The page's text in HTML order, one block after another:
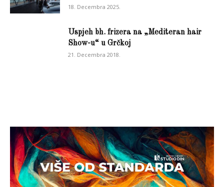
18. Decembra 2025.
Uspjeh bh. frizera na „Mediteran hair
Show-u“ u Grčkoj
21. Decembra 2018.